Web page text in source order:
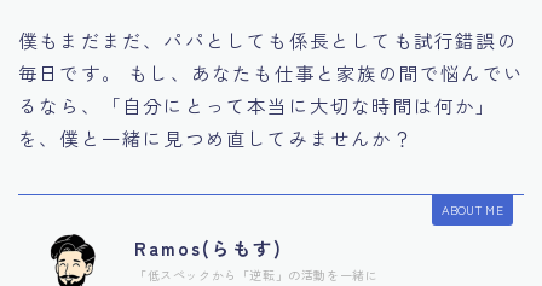
僕もまだまだ、パパとしても係長としても試行錯誤の
毎日です。 もし、あなたも仕事と家族の間で悩んでい
るなら、「自分にとって本当に大切な時間は何か」
を、僕と一緒に見つめ直してみませんか？
ABOUT ME
Ramos(らもす)
「低スペックから「逆転」の活動を一緒に